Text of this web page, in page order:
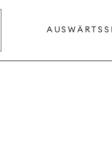
AUSWÄRTS